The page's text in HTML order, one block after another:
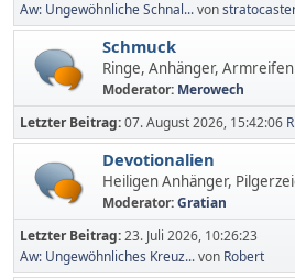
Aw: Ungewöhnliche Schnal...von
Schmuck
Ringe, Anhänger,
Moderator: Merowech
Letzter Beitrag:07. August 2026, 15:42:06
Devotionalien
Heiligen Anhänger,
Moderator:Gratian
Letzter Beitrag:23. Juli 2026, 10:26:23
Aw: Ungewöhnliches Kreuz...von Robert